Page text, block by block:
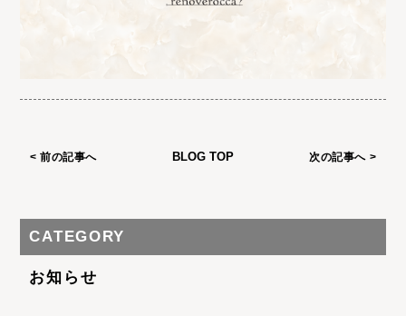
< 前の記事へ 次の記事へ >
BLOG TOP
CATEGORY
お知らせ